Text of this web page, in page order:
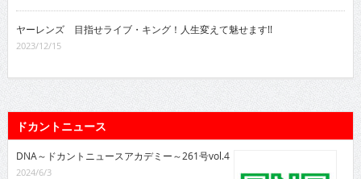
ヤーレンズ 目指せライブ・キング！人生変えて魅せます!!
2023/12/15
ドカントニュース
DNA～ドカントニュースアカデミー～261号vol.4
2024/6/3